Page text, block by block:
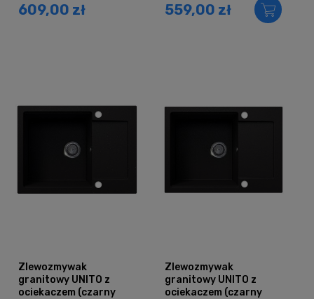
609,00 zł 559,00 zł
Zlewozmywak
granitowy UNITO z
ociekaczem (czarny
Zlewozmywak
granitowy UNITO z
ociekaczem (czarny